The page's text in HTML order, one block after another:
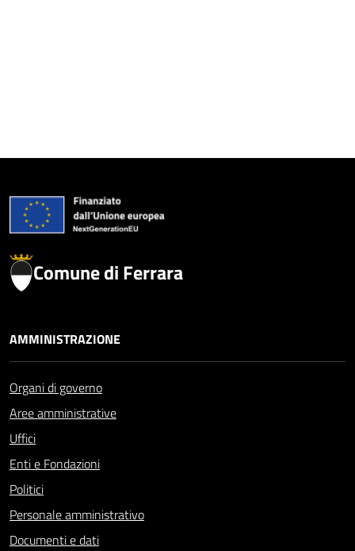
Comune di Ferrara
AMMINISTRAZIONE
Organi di governo
Aree amministrative
Uffici
Enti e Fondazioni
Politici
Personale amministrativo
Documenti e dati